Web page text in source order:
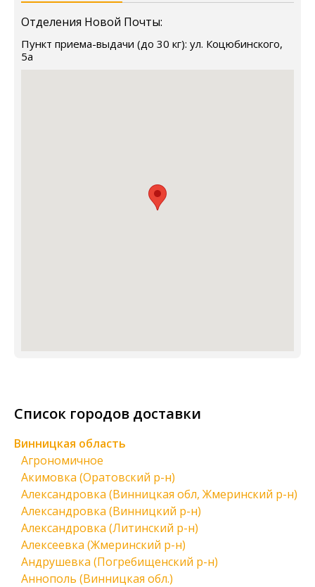
Отделения Новой Почты:
Пункт приема-выдачи (до 30 кг): ул. Коцюбинского,
5а
Список городов доставки
Винницкая область
Агрономичное
Акимовка (Оратовский р-н)
Александровка (Винницкая обл, Жмеринский р-н)
Александровка (Винницкий р-н)
Александровка (Литинский р-н)
Алексеевка (Жмеринский р-н)
Андрушевка (Погребищенский р-н)
Аннополь (Винницкая обл.)